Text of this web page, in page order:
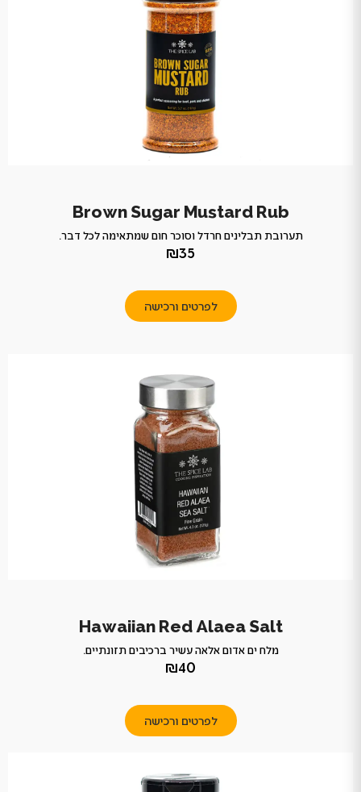
Brown Sugar Mustard Rub
תערובת תבלינים חרדל וסוכר חום שמתאימה לכל דבר.
₪35
לפרטים ורכישה
Hawaiian Red Alaea Salt
מלח ים אדום אלאה עשיר ברכיבים תזונתיים.
₪40
לפרטים ורכישה